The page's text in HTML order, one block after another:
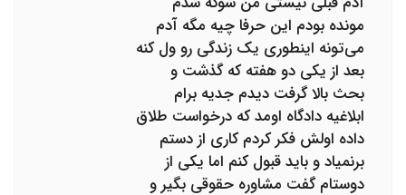
مونده بودم این حرفا چیه مگه آدم
می‌تونه اینطوری یک زندگی رو ول کنه
بعد از یکی دو هفته که گذشت و
بحث بالا گرفت دیدم جدیه برام
ابلاغیه دادگاه اومد که درخواست طلاق
داده اولش فکر کردم کاری از دستم
برنمیاد و باید قبول کنم اما یکی از
دوستام گفت مشاوره حقوقی بگیر و